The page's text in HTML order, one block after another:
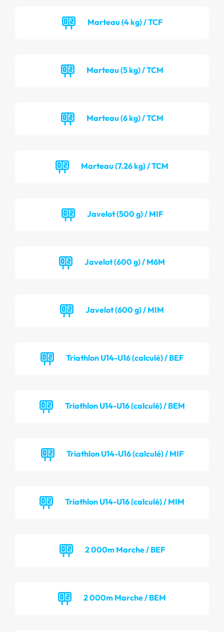
Marteau (4 kg) / TCF
Marteau (5 kg) / TCM
Marteau (6 kg) / TCM
Marteau (7.26 kg) / TCM
Javelot (500 g) / MIF
Javelot (600 g) / M6M
Javelot (600 g) / MIM
Triathlon U14-U16 (calculé) / BEF
Triathlon U14-U16 (calculé) / BEM
Triathlon U14-U16 (calculé) / MIF
Triathlon U14-U16 (calculé) / MIM
2 000m Marche / BEF
2 000m Marche / BEM